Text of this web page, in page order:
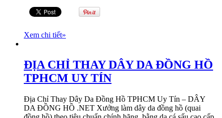
Xem chi tiết»
ĐỊA CHỈ THAY DÂY DA ĐỒNG HỒ
TPHCM UY TÍN
Địa Chỉ Thay Dây Da Đồng Hồ TPHCM Uy Tín – DÂY
DA ĐỒNG HỒ .NET Xưởng làm dây da đồng hồ (quai